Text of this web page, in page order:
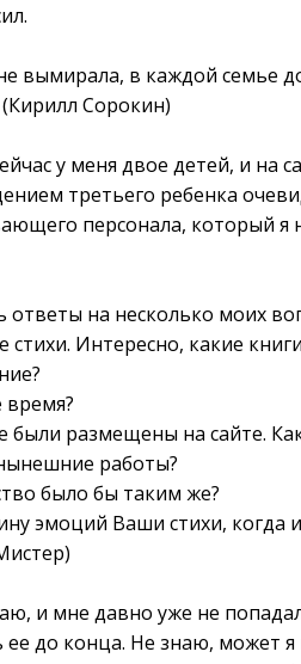
вымирала, в каждой семье
Сорокин)
у меня двое детей, и на
третьего ребенка
персонала, который я
ответы на несколько моих
стихи. Интересно, какие
время?
размещены на сайте. Как
работы?
было бы таким же?
эмоций Ваши стихи, когда
и мне давно уже не
до конца. Не знаю, может